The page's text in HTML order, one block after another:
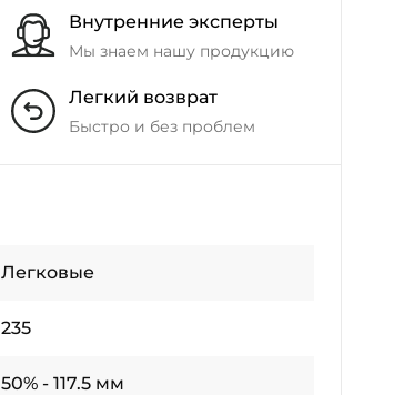
Внутренние эксперты
Мы знаем нашу продукцию
Легкий возврат
Быстро и без проблем
Легковые
235
50% - 117.5 мм